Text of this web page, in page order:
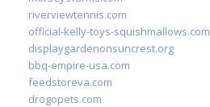
riverviewtennis.com
official-kelly-toys-squishmallows.com
displaygardenonsuncrest.org
bbq-empire-usa.com
feedstoreva.com
drogopets.com